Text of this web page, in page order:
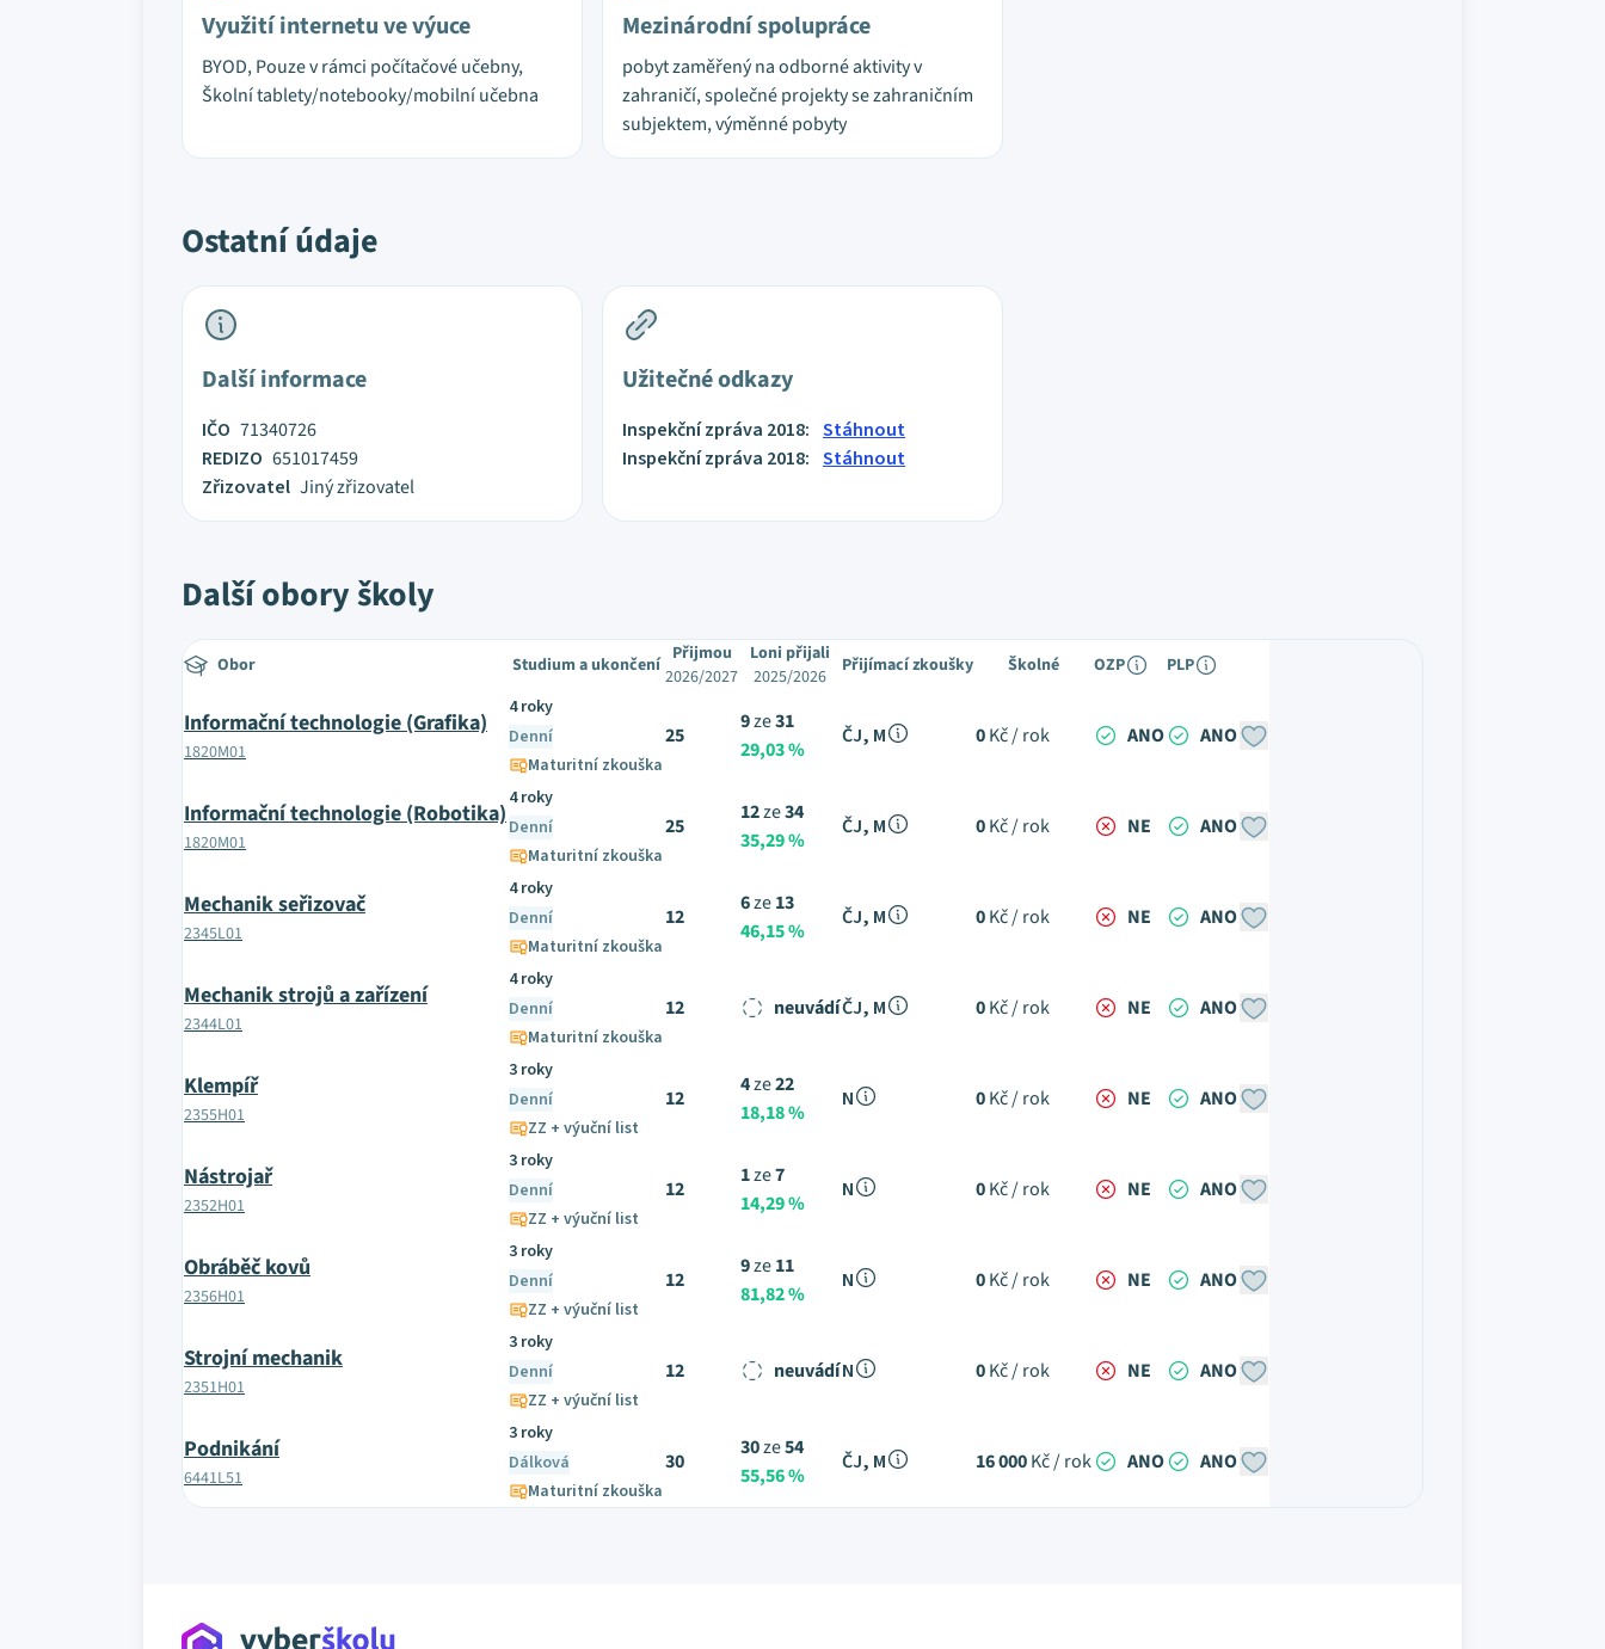
Využití internetu ve výuce
BYOD, Pouze v rámci počítačové učebny,
Školní tablety/notebooky/mobilní učebna
Mezinárodní spolupráce
pobyt zaměřený na odborné aktivity v
zahraničí, společné projekty se zahraničním
subjektem, výměnné pobyty
Ostatní údaje
Další informace
IČO 71340726
REDIZO 651017459
Zřizovatel Jiný zřizovatel
Užitečné odkazy
Inspekční zpráva 2018: Stáhnout
Inspekční zpráva 2018: Stáhnout
Další obory školy
Obor Studium a ukončení Přijmou
2026/2027
Loni přijali
2025/2026
Přijímací zkoušky Školné OZP PLP
Informační technologie (Grafika)
1820M01
4 roky
Denní
Maturitní zkouška
25
9ze31
29,03 %
ČJ, M 0Kč / rok ANO ANO
Informační technologie (Robotika)
1820M01
4 roky
Denní
Maturitní zkouška
25
12ze34
35,29 %
ČJ, M 0Kč / rok NE ANO
Mechanik seřizovač
2345L01
4 roky
Denní
Maturitní zkouška
12
6ze13
46,15 %
ČJ, M 0Kč / rok NE ANO
Mechanik strojů a zařízení
2344L01
4 roky
Denní
Maturitní zkouška
12 neuvádíČJ, M 0Kč / rok NE ANO
Klempíř
2355H01
3 roky
Denní
ZZ + výuční list
12
4ze22
18,18 %
N 0Kč / rok NE ANO
Nástrojař
2352H01
3 roky
Denní
ZZ + výuční list
12
1ze7
14,29 %
N 0Kč / rok NE ANO
Obráběč kovů
2356H01
3 roky
Denní
ZZ + výuční list
12
9ze11
81,82 %
N 0Kč / rok NE ANO
Strojní mechanik
2351H01
3 roky
Denní
ZZ + výuční list
12 neuvádíN 0Kč / rok NE ANO
Podnikání
6441L51
3 roky
Dálková
Maturitní zkouška
30
30ze54
55,56 %
ČJ, M 16 000Kč / rok ANO ANO